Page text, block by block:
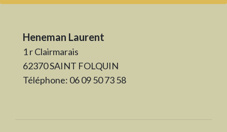
Heneman Laurent
1 r Clairmarais
62370 SAINT FOLQUIN
Téléphone: 06 09 50 73 58